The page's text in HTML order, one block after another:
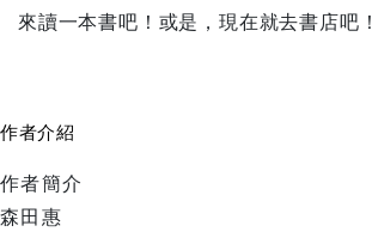
來讀一本書吧！或是，現在就去書店吧！
作者介紹
作者簡介
森田惠